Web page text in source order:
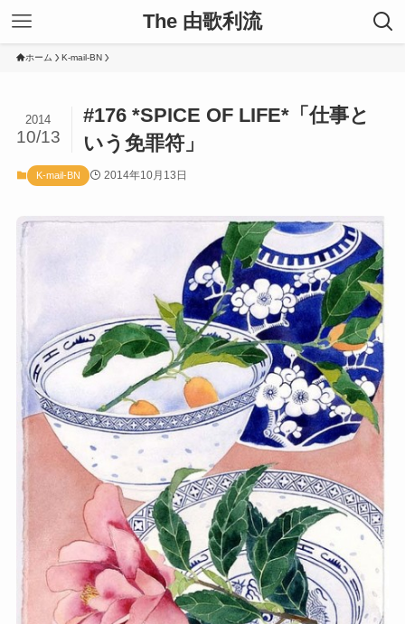
The 由歌利流
ホーム K-mail-BN
#176 *SPICE OF LIFE*「仕事と
いう免罪符」
2014
10/13
K-mail-BN 2014年10月13日